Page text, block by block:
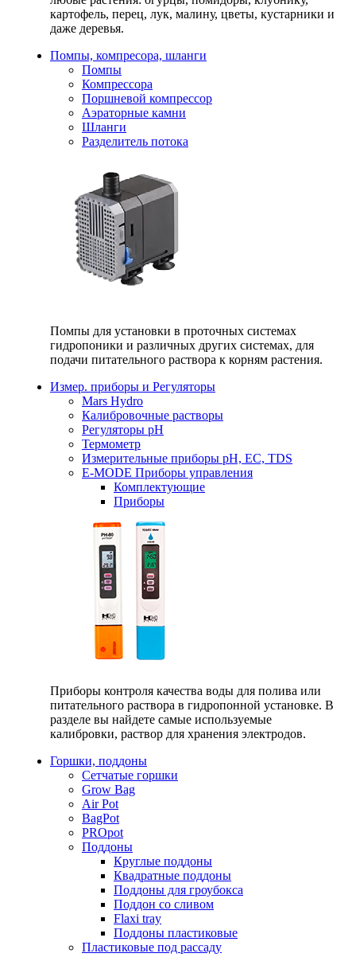
картофель, перец, лук, малину, цветы, кустарники и
даже деревья.
Помпы, компресора, шланги
Помпы
Компрессора
Поршневой компрессор
Аэраторные камни
Шланги
Разделитель потока
Помпы для установки в проточных системах
гидропоники и различных других системах, для
подачи питательного раствора к корням растения.
Измер. приборы и Регуляторы
Mars Hydro
Калибровочные растворы
Регуляторы рН
Термометр
Измерительные приборы pH, EC, TDS
E-MODE Приборы управления
Комплектующие
Приборы
Приборы контроля качества воды для полива или
питательного раствора в гидропонной установке. В
разделе вы найдете самые используемые
калибровки, раствор для хранения электродов.
Горшки, поддоны
Сетчатые горшки
Grow Bag
Air Pot
BagPot
PROpot
Поддоны
Круглые поддоны
Квадратные поддоны
Поддоны для гроубокса
Поддон со сливом
Flaxi tray
Поддоны пластиковые
Пластиковые под рассаду